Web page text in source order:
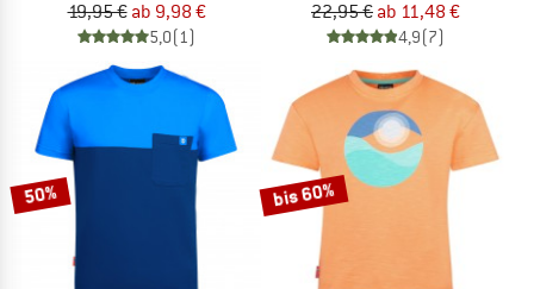
19,95 € ab 9,98 €
5,0(1)
22,95 € ab 11,48 €
4,9(7)
50% bis 60%